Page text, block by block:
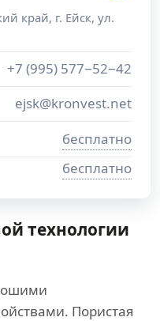
край, г. Ейск, ул.
+7 (995) 577−52−42
ejsk@kronvest.net
бесплатно
бесплатно
технологии
Пористая